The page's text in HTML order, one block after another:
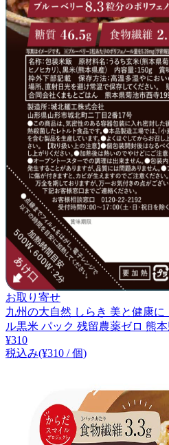
お取り寄せ
九州の大自然 しらき 美と健康
ル黒米 パック 残留農薬ゼロ 熊
¥310
税込み(¥310 / 個)